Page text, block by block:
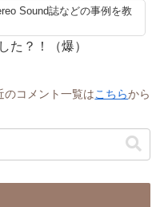
Sound誌などの事例を教
た？！（爆）
のコメント一覧はこちらから